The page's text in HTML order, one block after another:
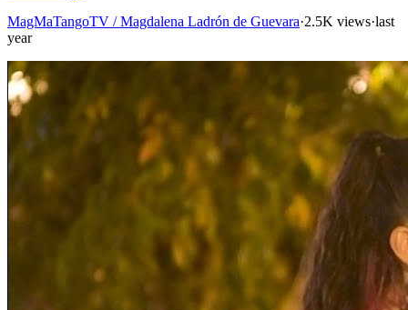
MagMaTangoTV / Magdalena Ladrón de Guevara·2.5K views·last
year